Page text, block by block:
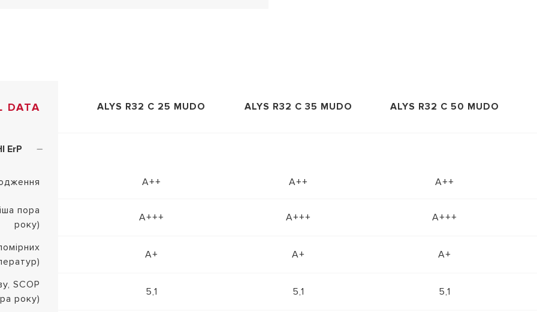
DATA ALYS R32 С 25 MUDO ALYS R32 С 35 MUDO ALYS R32 С 50 MUDO
ErP
А++ А++ А++
пора
року)
A+++ A+++ A+++
А+ А+ А+
SCOP
року)
5,1 5,1 5,1